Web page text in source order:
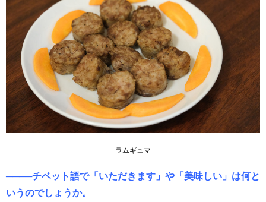
ラムギュマ
────チベット語で「いただきます」や「美味しい」は何と
いうのでしょうか。